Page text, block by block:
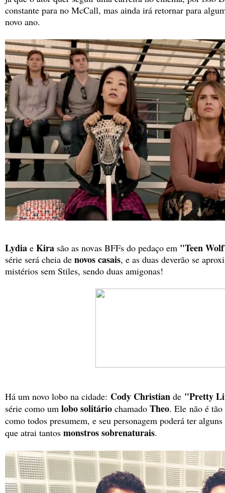
constante para no McCall, mas ainda irá retornar para
novo ano.
Lydia e Kira são as novas BFFs do pedaço em "Teen
série será cheia de novos casais, e as duas deverão se
mistérios sem Stiles, sendo duas amigonas!
Há um novo lobo na cidade: Cody Christian de "Pretty
série como um lobo solitário chamado Theo. Ele não é
como todos presumem, e seu personagem poderá ter
que atrai tantos monstros sobrenaturais.